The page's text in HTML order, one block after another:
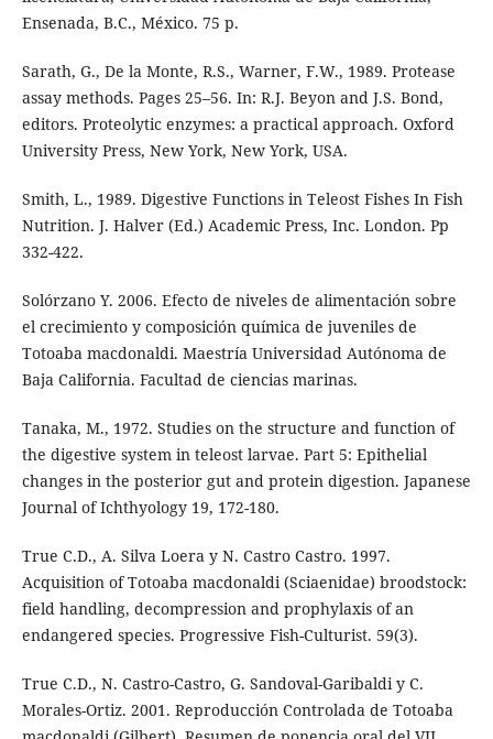
Ensenada, B.C., México. 75 p.
Sarath, G., De la Monte, R.S., Warner, F.W., 1989. Protease
assay methods. Pages 25–56. In: R.J. Beyon and J.S. Bond,
editors. Proteolytic enzymes: a practical approach. Oxford
University Press, New York, New York, USA.
Smith, L., 1989. Digestive Functions in Teleost Fishes In Fish
Nutrition. J. Halver (Ed.) Academic Press, Inc. London. Pp
332-422.
Solórzano Y. 2006. Efecto de niveles de alimentación sobre
el crecimiento y composición química de juveniles de
Totoaba macdonaldi. Maestría Universidad Autónoma de
Baja California. Facultad de ciencias marinas.
Tanaka, M., 1972. Studies on the structure and function of
the digestive system in teleost larvae. Part 5: Epithelial
changes in the posterior gut and protein digestion. Japanese
Journal of Ichthyology 19, 172-180.
True C.D., A. Silva Loera y N. Castro Castro. 1997.
Acquisition of Totoaba macdonaldi (Sciaenidae) broodstock:
field handling, decompression and prophylaxis of an
endangered species. Progressive Fish-Culturist. 59(3).
True C.D., N. Castro-Castro, G. Sandoval-Garibaldi y C.
Morales-Ortiz. 2001. Reproducción Controlada de Totoaba